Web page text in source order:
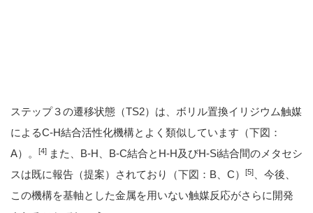
ステップ３の遷移状態（TS2）は、ボリル置換イリジウム触媒
によるC-H結合活性化機構とよく類似しています（下図：
A）。
[4] また、B-H、B-C結合とH-H及びH-Si結合間のメタセシ
スは既に報告（提案）されており（下図：B、C）
[5]
、今後、
この機構を基軸とした金属を用いない触媒反応がさらに開発